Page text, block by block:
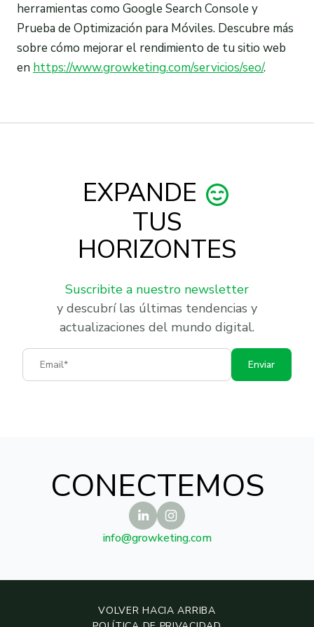
herramientas como Google Search Console y
Prueba de Optimización para Móviles. Descubre más
sobre cómo mejorar el rendimiento de tu sitio web
en https://www.growketing.com/servicios/seo/.
EXPANDE
TUS
HORIZONTES
Suscribite a nuestro newsletter
y descubrí las últimas tendencias y
actualizaciones del mundo digital.
Email
Enviar
CONECTEMOS
info@growketing.com
VOLVER HACIA ARRIBA